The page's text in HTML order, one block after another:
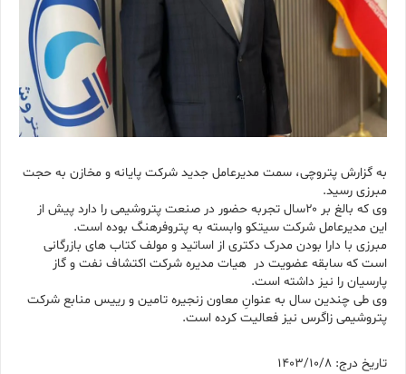
به گزارش پتروچی، سمت مدیرعامل جدید شرکت پایانه و مخازن به حجت
مبرزی رسید.
وی که بالغ بر ۲۰سال تجربه حضور در صنعت پتروشیمی را دارد پیش از
این مدیرعامل شرکت سیتکو وابسته به پتروفرهنگ بوده است.
مبرزی با دارا بودن مدرک دکتری از اساتید و مولف کتاب های بازرگانی
است که سابقه عضویت در هیات مدیره شرکت اکتشاف نفت و گاز
پارسیان را نیز داشته است.
وی طی چندین سال به عنوانِ معاون زنجیره تامین و رییس منابع شرکت
پتروشیمی زاگرس نیز فعالیت کرده است.
تاریخ درج: 1403/10/8